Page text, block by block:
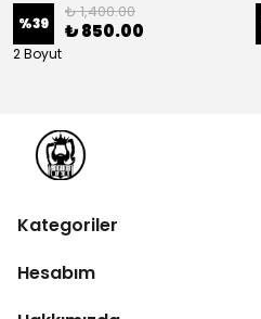
%39
₺ 1,400.00
₺ 850.00
2 Boyut
Kategoriler
Hesabım